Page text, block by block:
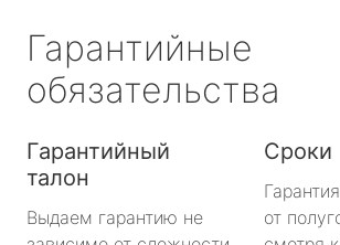
Гарантийные
обязательства
Гарантийный
талон
Выдаем гарантию не
Сроки
от